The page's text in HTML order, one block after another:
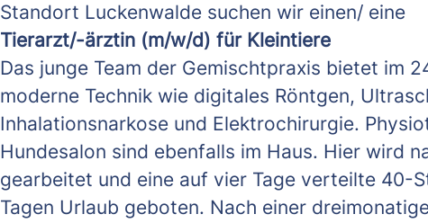
Standort Luckenwalde suchen wir einen/ eine
Tierarzt/-ärztin (m/w/d) für Kleintiere
Das junge Team der Gemischtpraxis bietet im
moderne Technik wie digitales Röntgen,
Inhalationsnarkose und Elektrochirurgie.
Hundesalon sind ebenfalls im Haus. Hier wird
gearbeitet und eine auf vier Tage verteilte 40-
Tagen Urlaub geboten. Nach einer